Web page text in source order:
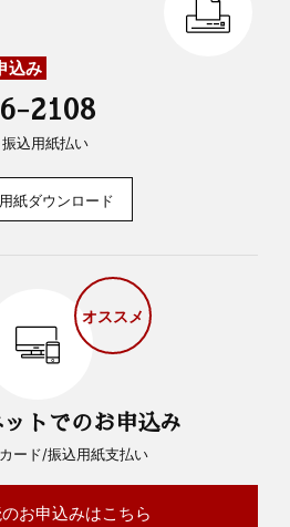
込み
2108
込用紙払い
紙ダウンロード
オススメ
トでのお申込み
ード/振込用紙支払い
お申込みはこちら